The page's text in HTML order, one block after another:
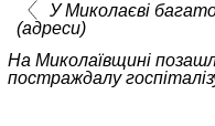
У Миколаєві
(адреси)
На Миколаївщині
постраждалу